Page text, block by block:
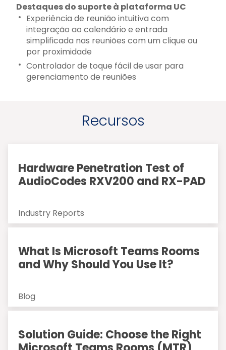
Destaques do suporte à plataforma UC
Experiência de reunião intuitiva com
integração ao calendário e entrada
simplificada nas reuniões com um clique ou
por proximidade
Controlador de toque fácil de usar para
gerenciamento de reuniões
Recursos
Hardware Penetration Test of
AudioCodes RXV200 and RX-PAD
Industry Reports
What Is Microsoft Teams Rooms
and Why Should You Use It?
Blog
Solution Guide: Choose the Right